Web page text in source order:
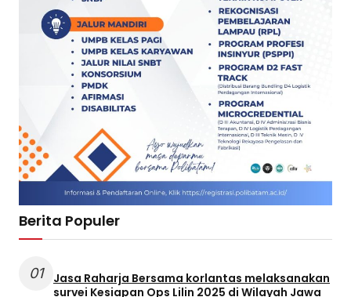
Berita Populer
01
Jasa Raharja Bersama korlantas melaksanakan
survei Kesiapan Ops Lilin 2025 di Wilayah Jawa